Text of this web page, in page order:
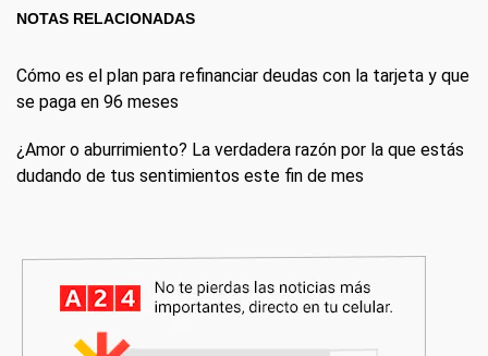
NOTAS RELACIONADAS
Cómo es el plan para refinanciar deudas con la tarjeta y que
se paga en 96 meses
¿Amor o aburrimiento? La verdadera razón por la que estás
dudando de tus sentimientos este fin de mes